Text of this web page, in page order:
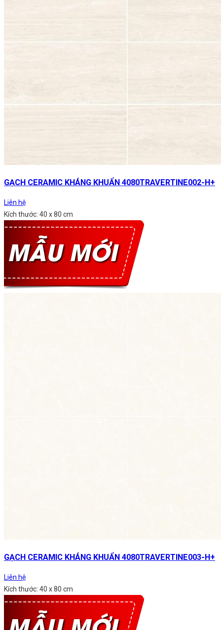
GẠCH CERAMIC KHÁNG KHUẨN 4080TRAVERTINE002-H+
Liên hệ
Kích thước: 40 x 80 cm
GẠCH CERAMIC KHÁNG KHUẨN 4080TRAVERTINE003-H+
Liên hệ
Kích thước: 40 x 80 cm